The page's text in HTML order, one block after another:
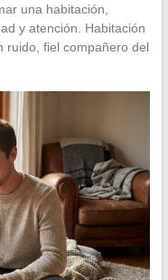
una habitación,
y atención. Habitación
ruido, fiel compañero del